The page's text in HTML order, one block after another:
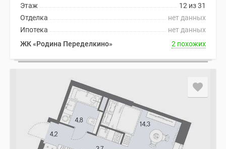
12 из 31
Этаж
нет данных
Отделка
нет данных
Ипотека
ЖК «Родина Переделкино»
2 похожих